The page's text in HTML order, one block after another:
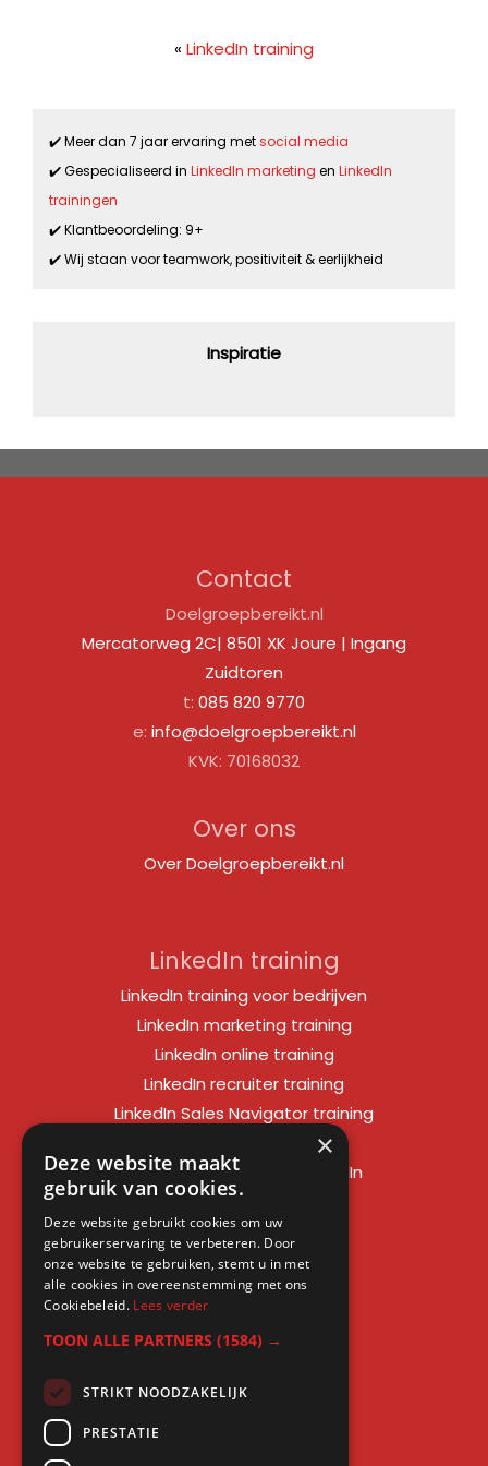
« LinkedIn training
✔️ Meer dan 7 jaar ervaring metsocial media
✔️ Gespecialiseerd in LinkedIn marketing en LinkedIn
trainingen
✔️ Klantbeoordeling: 9+
✔️ Wij staan voor teamwork, positiviteit & eerlijkheid
Inspiratie
Contact
Doelgroepbereikt.nl
Mercatorweg 2C| 8501 XK Joure | Ingang
Zuidtoren
t: 085 820 9770
e: info@doelgroepbereikt.nl
KVK: 70168032
Over ons
Over Doelgroepbereikt.nl
LinkedIn training
LinkedIn training voor bedrijven
LinkedIn marketing training
LinkedIn online training
LinkedIn recruiter training
LinkedIn Sales Navigator training
LinkedIn sales training
Social media training LinkedIn
LinkedIn expert training
LinkedIn workshop
LinkedIn cursus
Cursus LinkedIn zakelijk
×
Deze website maakt
gebruik van cookies.
Deze website gebruikt cookies om uw
gebruikerservaring te verbeteren. Door
onze website te gebruiken, stemt u in met
alle cookies in overeenstemming met ons
Cookiebeleid. Lees verder
TOON ALLE PARTNERS (1584) →
STRIKT NOODZAKELIJK
PRESTATIE